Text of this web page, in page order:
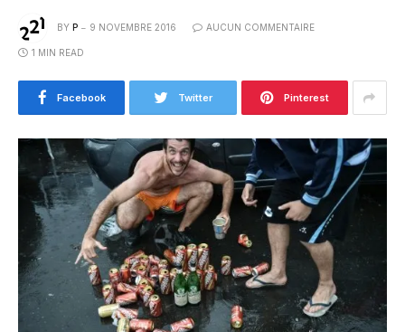
BY P 9 NOVEMBRE 2016 AUCUN COMMENTAIRE
1 MIN READ
Facebook Twitter Pinterest